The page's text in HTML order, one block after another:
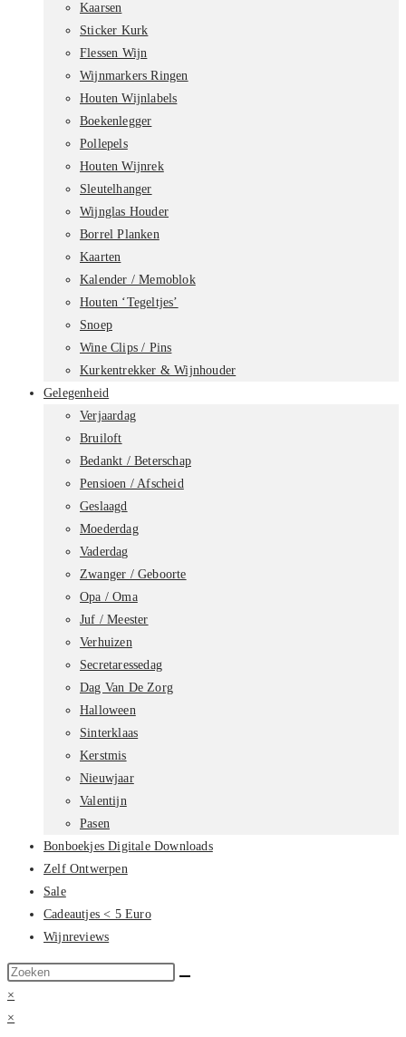
Kaarsen
Sticker Kurk
Flessen Wijn
Wijnmarkers Ringen
Houten Wijnlabels
Boekenlegger
Pollepels
Houten Wijnrek
Sleutelhanger
Wijnglas Houder
Borrel Planken
Kaarten
Kalender / Memoblok
Houten ‘Tegeltjes’
Snoep
Wine Clips / Pins
Kurkentrekker & Wijnhouder
Gelegenheid
Verjaardag
Bruiloft
Bedankt / Beterschap
Pensioen / Afscheid
Geslaagd
Moederdag
Vaderdag
Zwanger / Geboorte
Opa / Oma
Juf / Meester
Verhuizen
Secretaressedag
Dag Van De Zorg
Halloween
Sinterklaas
Kerstmis
Nieuwjaar
Valentijn
Pasen
Bonboekjes Digitale Downloads
Zelf Ontwerpen
Sale
Cadeautjes < 5 Euro
Wijnreviews
Zoek
op
deze
×
×